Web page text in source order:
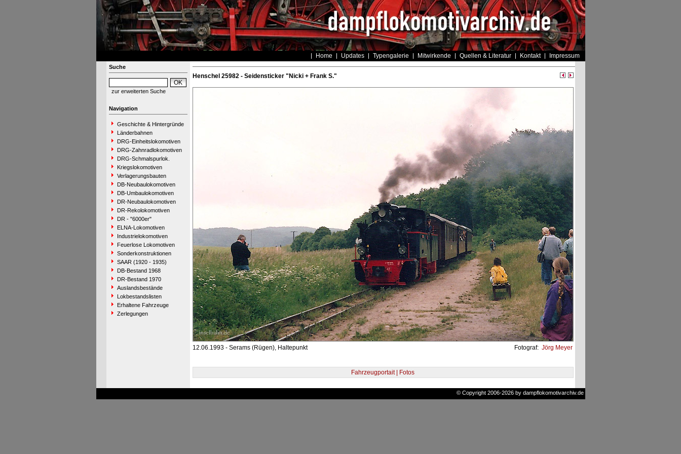
Home Updates Typengalerie Mitwirkende Quellen & Literatur Kontakt Impressum
Suche
zur erweiterten Suche
Navigation
Geschichte & Hintergründe
Länderbahnen
DRG-Einheitslokomotiven
DRG-Zahnradlokomotiven
DRG-Schmalspurlok.
Kriegslokomotiven
Verlagerungsbauten
DB-Neubaulokomotiven
DB-Umbaulokomotiven
DR-Neubaulokomotiven
DR-Rekolokomotiven
DR - "6000er"
ELNA-Lokomotiven
Industrielokomotiven
Feuerlose Lokomotiven
Sonderkonstruktionen
SAAR (1920 - 1935)
DB-Bestand 1968
DR-Bestand 1970
Auslandsbestände
Lokbestandslisten
Erhaltene Fahrzeuge
Zerlegungen
Henschel 25982 - Seidensticker "Nicki + Frank S."
12.06.1993 - Serams (Rügen), Haltepunkt Fotograf: Jörg Meyer
Fahrzeugportait | Fotos
© Copyright 2006-2026 by dampflokomotivarchiv.de